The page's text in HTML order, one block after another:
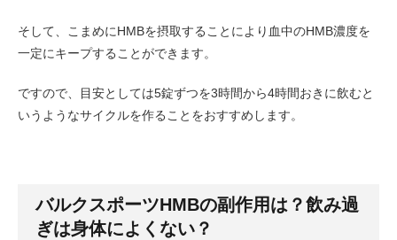
そして、こまめにHMBを摂取することにより血中のHMB濃度を
一定にキープすることができます。
ですので、目安としては5錠ずつを3時間から4時間おきに飲むと
いうようなサイクルを作ることをおすすめします。
バルクスポーツHMBの副作用は？飲み過
ぎは身体によくない？